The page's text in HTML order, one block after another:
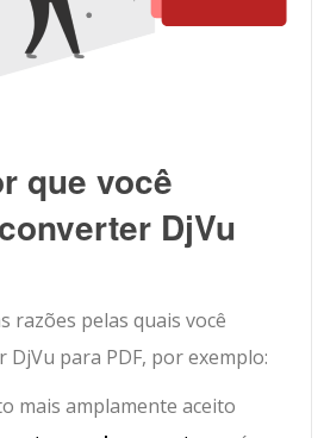
que você
DjVu
razões pelas quais você
para PDF, por exemplo:
mais amplamente aceito